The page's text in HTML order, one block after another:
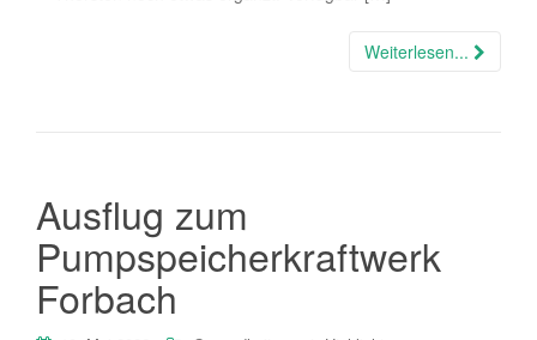
Weiterlesen...
Ausflug zum
Pumpspeicherkraftwerk
Forbach